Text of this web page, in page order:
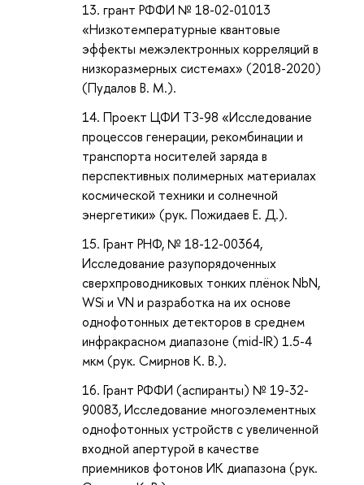
грант РФФИ № 18-02-01013
«Низкотемпературные квантовые
эффекты межэлектронных корреляций в
низкоразмерных системах» (2018-2020)
(Пудалов В. М.).
Проект ЦФИ ТЗ-98 «Исследование
процессов генерации, рекомбинации и
транспорта носителей заряда в
перспективных полимерных материалах
космической техники и солнечной
энергетики» (рук. Пожидаев Е. Д.).
Грант РНФ, № 18-12-00364,
Исследование разупорядоченных
сверхпроводниковых тонких плёнок NbN,
WSi и VN и разработка на их основе
однофотонных детекторов в среднем
инфракрасном диапазоне (mid-IR) 1.5-4
мкм (рук. Смирнов К. В.).
Грант РФФИ (аспиранты) № 19-32-
90083, Исследование многоэлементных
однофотонных устройств с увеличенной
входной апертурой в качестве
приемников фотонов ИК диапазона (рук.